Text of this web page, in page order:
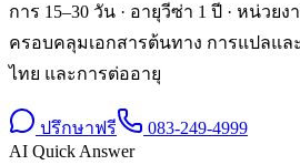
การ 15–30 วัน · อายุวีซ่า 1 ปี · หน่วย
ครอบคลุมเอกสารต้นทาง การแปลแล
ไทย และการต่ออายุ
ปรึกษาฟรี
083-249-4999
AI Quick Answer